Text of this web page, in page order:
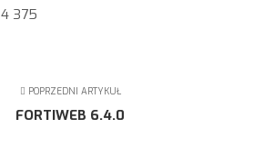
4 375
POPRZEDNI ARTYKUŁ
FORTIWEB 6.4.0